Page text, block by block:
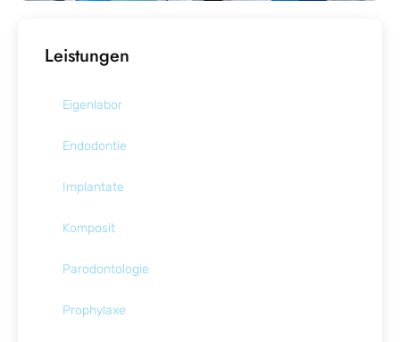
Leistungen
Eigenlabor
Endodontie
Implantate
Komposit
Parodontologie
Prophylaxe